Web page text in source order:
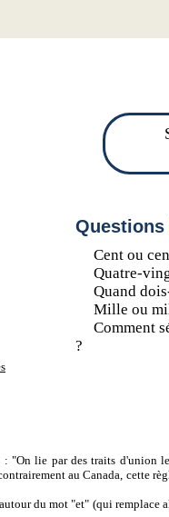
Cent ou
Quatre-
Quand
Mille ou
Comment
?
"On lie par des traits d'union
au Canada, cette
du mot "et" (qui remplace